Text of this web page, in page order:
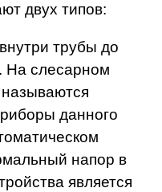
двух типов:
трубы до
На слесарном
называются
данного
напор в
является